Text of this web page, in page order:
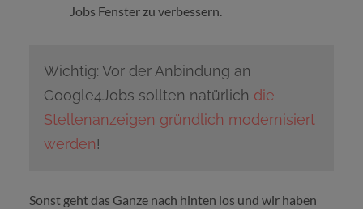
Jobs Fenster zu verbessern.
Wichtig: Vor der Anbindung an
Google4Jobs sollten natürlich die
Stellenanzeigen gründlich modernisiert
werden!
Sonst geht das Ganze nach hinten los und wir haben